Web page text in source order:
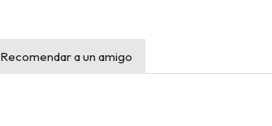
Recomendar a un amigo